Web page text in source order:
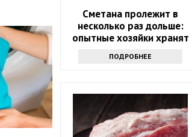
Сметана пролежит в
несколько раз дольше:
опытные хозяйки хранят
ПОДРОБНЕЕ